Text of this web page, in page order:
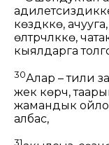
көздүккө,
өлтүрүүчүлүккө,
кыялдарга
30Алар – тили
жек көрүүчү,
жамандык
албас,
31